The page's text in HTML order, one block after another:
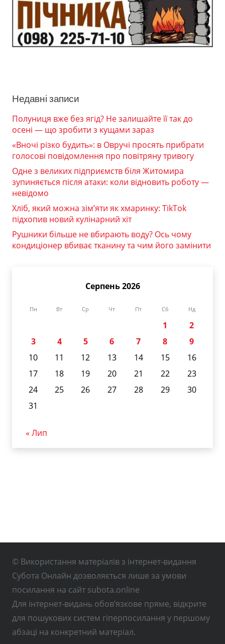
Недавні записи
Полуниця вже без ягід? Не залишайте її так до
осені — що зробити з кущами зараз
«Вночі різко будить»: в Овручі просять прибрати
голосові повідомлення про повітряну тривогу
Одне з великих підприємств біля Житомира
зупиняється після атаки: коли відновить роботу —
невідомо
Хліб, який можна зім’яти як хмаринку: TikTok
підхопив новий кулінарний хіт
Рушники більше не вбирають воду? Ось чому
кондиціонер вбиває тканину та чим його замінити
Серпень 2026
Пн Вт Ср Чт Пт Сб Нд
1
2
3
4 5 6 7 8
9
10
11 12 13 14 15
16
17
18 19 20 21 22
23
24
25 26 27 28 29
30
31
« Лип
© Використання матеріалів з інтернет-видання
Субота Онлайн дозволяється лише за умови
посилання на сайт subota.online
Для інтернет-видань обов’язкове пряме, відкрите
для пошукових систем гіперпосилання у першому
абзаці на конкретний матеріал.